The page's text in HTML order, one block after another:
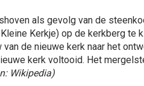
als gevolg van de
Kerkje) op de kerkberg te
de nieuwe kerk naar het
kerk voltooid. Het
Wikipedia)